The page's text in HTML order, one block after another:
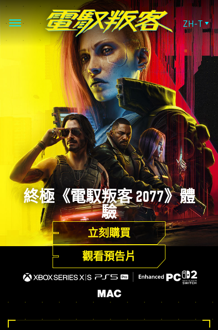
ZH-T
終極《電馭叛客 2077》體
驗
立刻購買
觀看預告片